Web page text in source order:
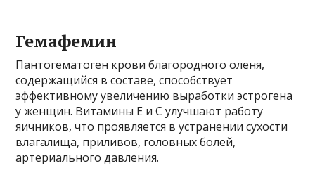
Гемафемин
Пантогематоген крови благородного оленя,
содержащийся в составе, способствует
эффективному увеличению выработки эстрогена
у женщин. Витамины Е и С улучшают работу
яичников, что проявляется в устранении сухости
влагалища, приливов, головных болей,
артериального давления.